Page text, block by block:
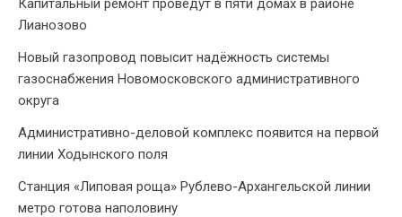
Капитальный ремонт проведут в пяти домах в районе
Лианозово
Новый газопровод повысит надёжность системы
газоснабжения Новомосковского административного
округа
Административно-деловой комплекс появится на первой
линии Ходынского поля
Станция «Липовая роща» Рублево-Архангельской линии
метро готова наполовину